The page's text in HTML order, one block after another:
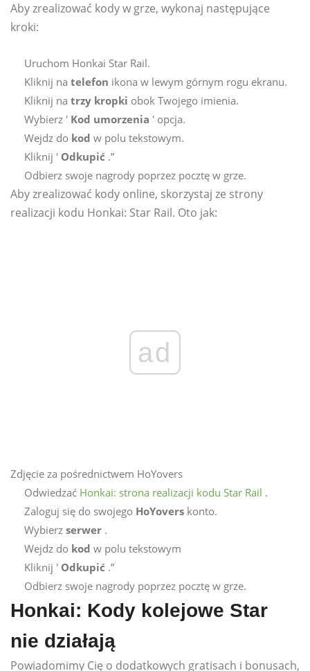
Aby zrealizować kody w grze, wykonaj następujące
kroki:
Uruchom Honkai Star Rail.
Kliknij na telefon ikona w lewym górnym rogu ekranu.
Kliknij na trzy kropki obok Twojego imienia.
Wybierz ' Kod umorzenia ' opcja.
Wejdz do kod w polu tekstowym.
Kliknij ' Odkupić .”
Odbierz swoje nagrody poprzez pocztę w grze.
Aby zrealizować kody online, skorzystaj ze strony
realizacji kodu Honkai: Star Rail. Oto jak:
ad
Zdjęcie za pośrednictwem HoYovers
Odwiedzać Honkai: strona realizacji kodu Star Rail .
Zaloguj się do swojego HoYovers konto.
Wybierz serwer .
Wejdz do kod w polu tekstowym
Kliknij ' Odkupić .”
Odbierz swoje nagrody poprzez pocztę w grze.
Honkai: Kody kolejowe Star
nie działają
Powiadomimy Cię o dodatkowych gratisach i bonusach,